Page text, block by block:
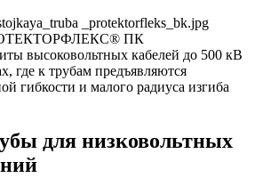
ПК
высоковольтных кабелей до 500 кВ
где к трубам предъявляются
гибкости и малого радиуса изгиба
для низковольтных